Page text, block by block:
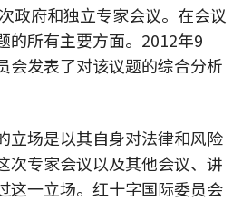
政府和独立专家会议。在会议
的所有主要方面。2012年9
会发表了对该议题的综合分析
立场是以其自身对法律和风险
次专家会议以及其他会议、讲
这一立场。红十字国际委员会